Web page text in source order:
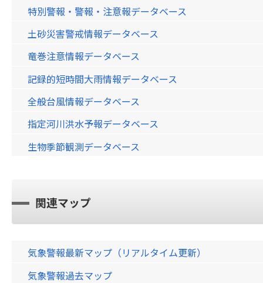
特別警報・警報・注意報データベース
土砂災害警戒情報データベース
竜巻注意情報データベース
記録的短時間大雨情報データベース
全般台風情報データベース
指定河川洪水予報データベース
生物季節観測データベース
関連マップ
気象警報最新マップ（リアルタイム更新）
気象警報過去マップ